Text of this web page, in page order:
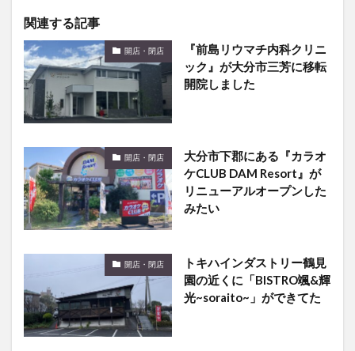
関連する記事
開店・閉店
『前島リウマチ内科クリニ
ック』が大分市三芳に移転
開院しました
開店・閉店
大分市下郡にある『カラオ
ケCLUB DAM Resort』が
リニューアルオープンした
みたい
開店・閉店
トキハインダストリー鶴見
園の近くに「BISTRO颯&輝
光~soraito~」ができてた